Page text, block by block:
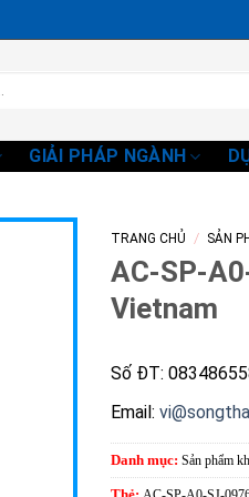
GIẢI PHÁP NGÀNH
TRANG CHỦ / SẢN
AC-SP-
Vietnam
Số ĐT:
Email:
Danh mục: Sản phẩm